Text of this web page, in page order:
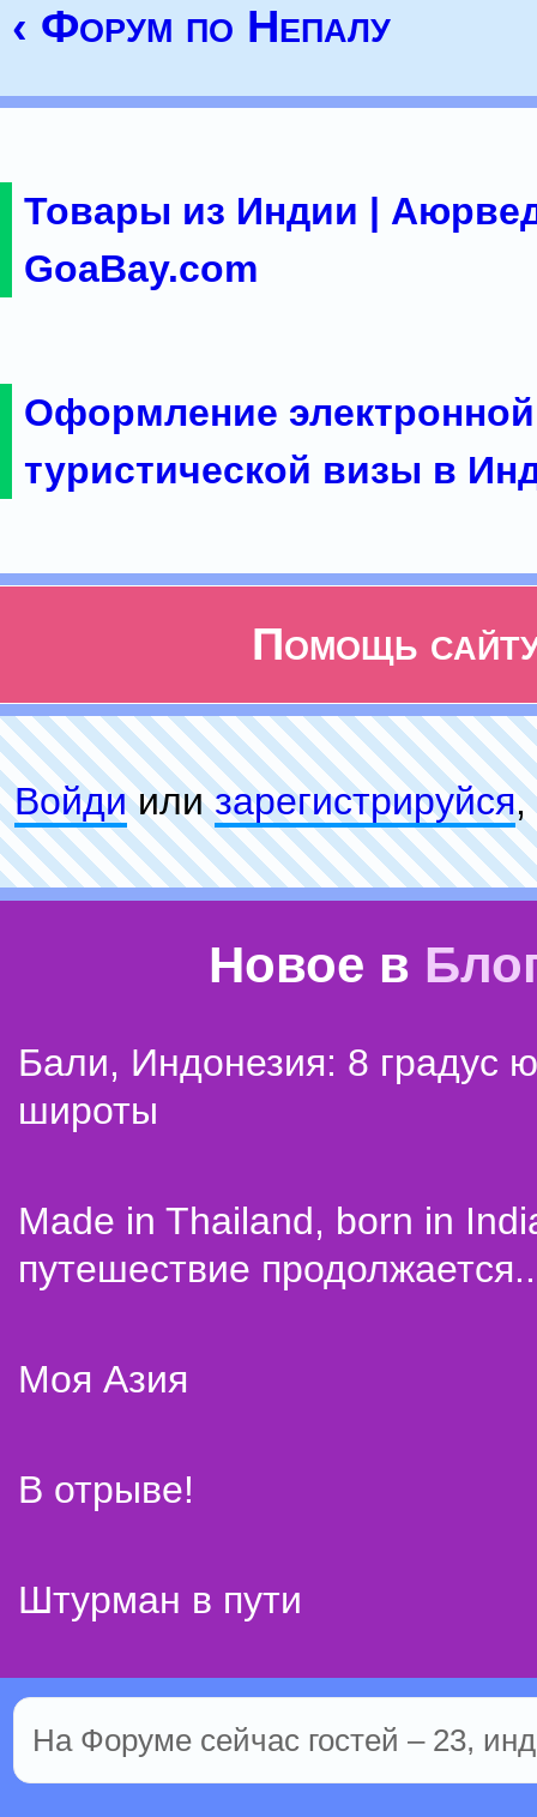
‹ Форум по Непалу
Товары из Индии |
GoaBay.com
Оформление электронной
туристической визы в
Помощь
Войдиилизарeгиcтpируйся,
Новое в
Бали, Индонезия: 8 градус
широты
Made in Thailand, born in
путешествие
Моя Азия
В отрыве!
Штурман в пути
На Форуме сейчас гостей – 23,